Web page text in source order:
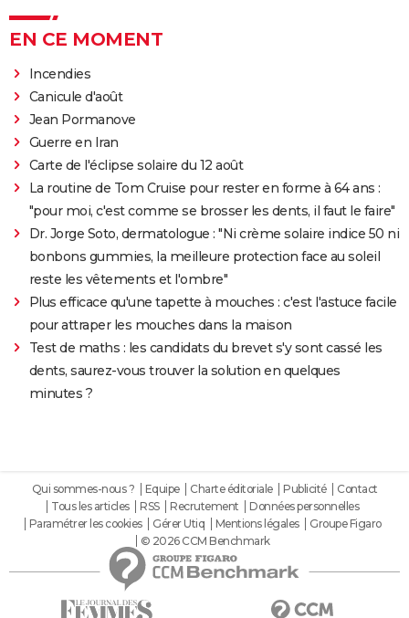
EN CE MOMENT
Incendies
Canicule d'août
Jean Pormanove
Guerre en Iran
Carte de l'éclipse solaire du 12 août
La routine de Tom Cruise pour rester en forme à 64 ans :
"pour moi, c'est comme se brosser les dents, il faut le faire"
Dr. Jorge Soto, dermatologue : "Ni crème solaire indice 50 ni
bonbons gummies, la meilleure protection face au soleil
reste les vêtements et l'ombre"
Plus efficace qu'une tapette à mouches : c'est l'astuce facile
pour attraper les mouches dans la maison
Test de maths : les candidats du brevet s'y sont cassé les
dents, saurez-vous trouver la solution en quelques
minutes ?
Qui sommes-nous ? Equipe Charte éditoriale Publicité
Contact
Tous les articles
RSS Recrutement
Données personnelles
Paramétrer les cookies
Gérer Utiq Mentions légales
Groupe Figaro
© 2026 CCM Benchmark